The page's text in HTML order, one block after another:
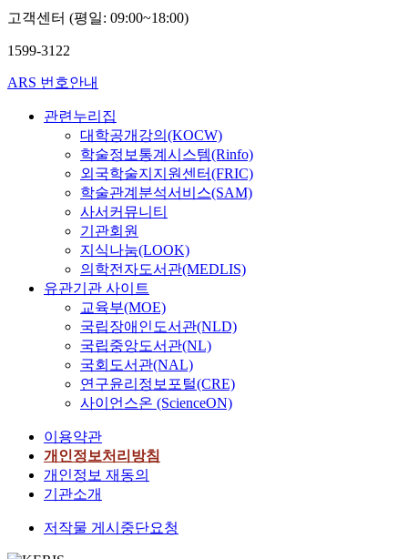
고객센터 (평일: 09:00~18:00)
1599-3122
ARS 번호안내
관련누리집
대학공개강의(KOCW)
학술정보통계시스템(Rinfo)
외국학술지지원센터(FRIC)
학술관계분석서비스(SAM)
사서커뮤니티
기관회원
지식나눔(LOOK)
의학전자도서관(MEDLIS)
유관기관 사이트
교육부(MOE)
국립장애인도서관(NLD)
국립중앙도서관(NL)
국회도서관(NAL)
연구윤리정보포털(CRE)
사이언스온 (ScienceON)
이용약관
개인정보처리방침
개인정보 재동의
기관소개
저작물 게시중단요청